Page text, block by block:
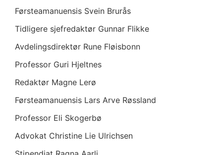
Førsteamanuensis Svein Brurås
Tidligere sjefredaktør Gunnar Flikke
Avdelingsdirektør Rune Fløisbonn
Professor Guri Hjeltnes
Redaktør Magne Lerø
Førsteamanuensis Lars Arve Røssland
Professor Eli Skogerbø
Advokat Christine Lie Ulrichsen